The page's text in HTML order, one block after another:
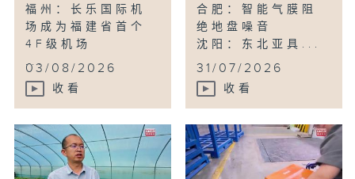
福州：长乐国际机
场成为福建省首个
4F级机场
...
03/08/2026
收看
合肥：智能气膜阻
绝地盘噪音
沈阳：东北亚具...
31/07/2026
收看